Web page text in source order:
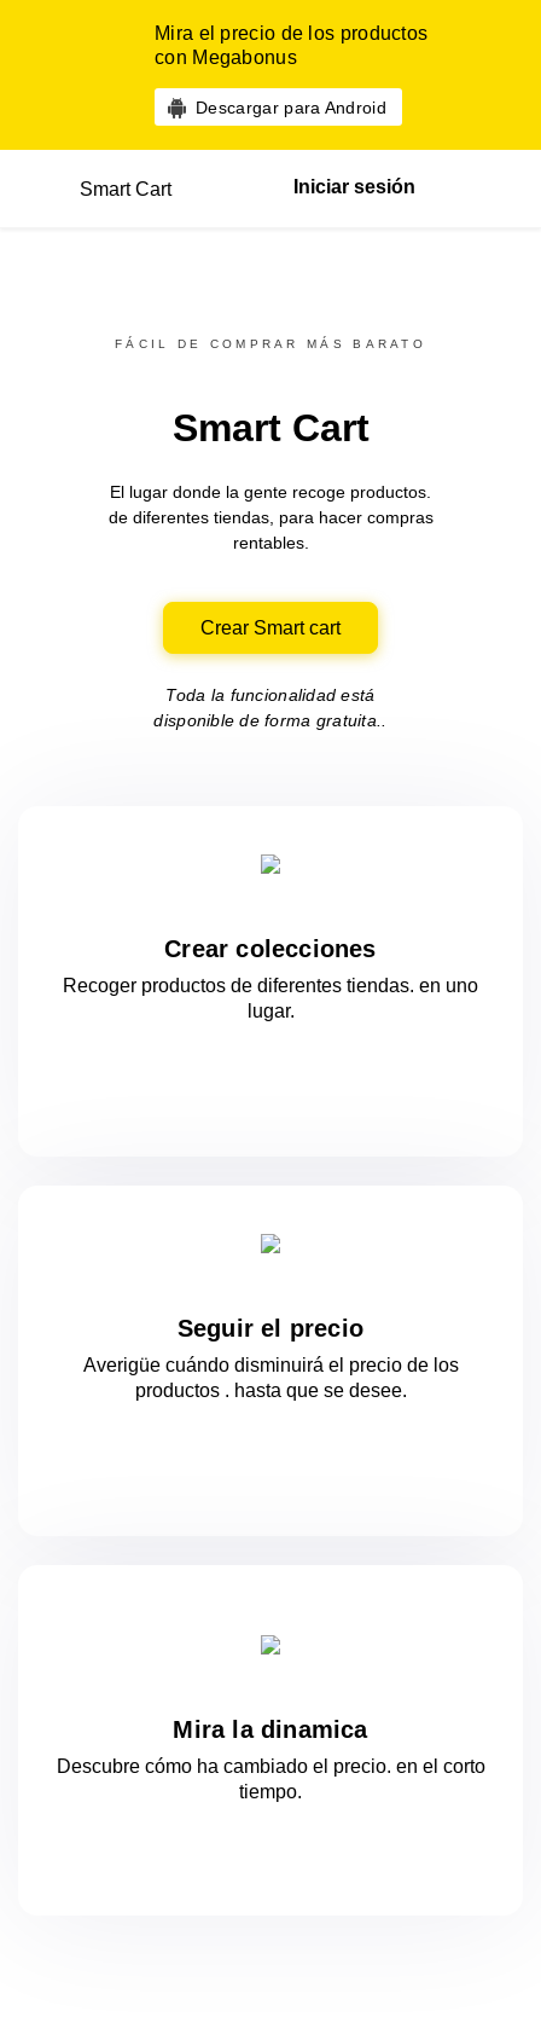
Mira el precio de los productos
con Megabonus
Descargar para Android
Smart Cart Iniciar sesión
FÁCIL DE COMPRAR MÁS BARATO
Smart Cart
El lugar donde la gente recoge productos.
de diferentestiendas, para hacer compras
rentables.
Crear Smart cart
Toda la funcionalidad está
disponible de forma gratuita..
Crear colecciones
Recoger productos de diferentes tiendas. en uno
lugar.
Seguir el precio
Averigüe cuándo disminuirá el precio de los
productos . hasta que se desee.
Mira la dinamica
Descubre cómo ha cambiado el precio. en el corto
tiempo.